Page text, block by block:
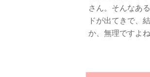
さん。そんなあ
ドが出てきで、
か、無理ですよ